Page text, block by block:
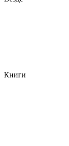
Книги